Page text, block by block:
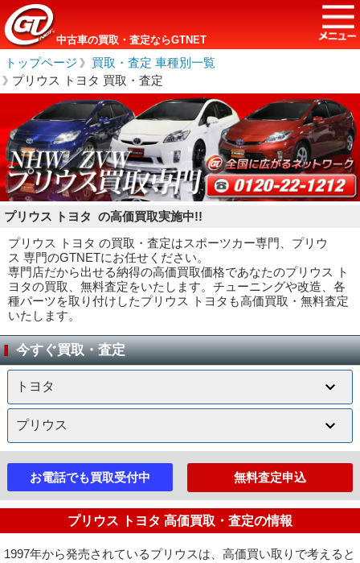
中古車の買取・査定ならGTNET
トップページ ＞
買取・査定 車種別一覧
＞
プリウス トヨタ 買取・査定
プリウス トヨタ の高価買取実施中!!
プリウス トヨタ の買取・査定はスポーツカー専門、プリウ
ス 専門のGTNETにお任せください。
専門店だから出せる納得の高価買取価格であなたのプリウス ト
ヨタの買取、無料査定をいたします。チューニングや改造、各
種パーツを取り付けしたプリウス トヨタも高価買取・無料査定
いたします。
今すぐ買取・査定
お電話でも買取受付中 無料査定申込
プリウス トヨタ 高価買取・査定の情報
1997年から発売されているプリウスは、高価買い取りで考えると